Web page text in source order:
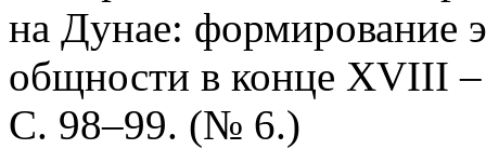
на Дунае: формирование
общности в конце XVIII
С. 98–99. (№ 6.)